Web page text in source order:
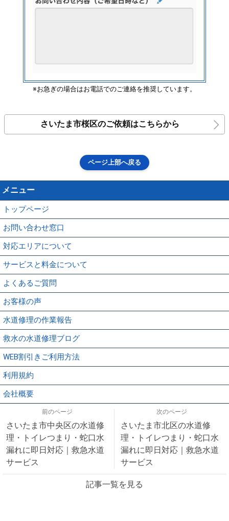
※お急ぎの場合はお電話でのご連絡を推奨しています。
さいたま市桜区のご依頼はこちらから
ページ上部へ戻る
メニュー
トップページ
お問い合わせ窓口
対応エリアについて
サービスと料金について
よくあるご質問
お客様の声
水道修理の作業報告
救水の水道修理ブログ
WEB割引きご利用方法
利用規約
会社概要
前のページ
さいたま市中央区の水道修
理・トイレつまり・蛇口水
漏れに即日対応｜救急水道
サービス
次のページ
さいたま市北区の水道修
理・トイレつまり・蛇口水
漏れに即日対応｜救急水道
サービス
記事一覧を見る